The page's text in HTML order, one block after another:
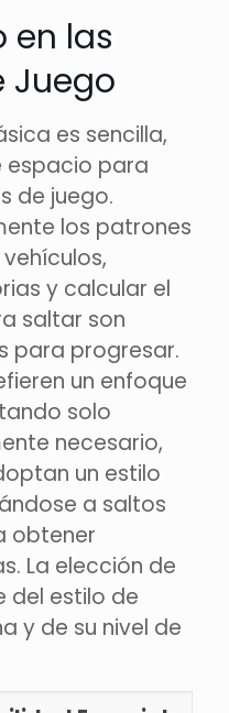
en las
Juego
es sencilla,
espacio para
de juego.
los patrones
y calcular el
saltar son
para progresar.
un enfoque
solo
necesario,
un estilo
a saltos
obtener
La elección de
del estilo de
y de su nivel de